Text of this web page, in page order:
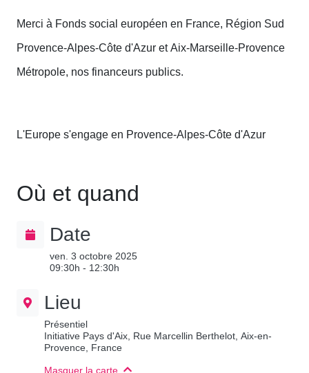
Merci à Fonds social européen en France, Région Sud
Provence-Alpes-Côte d'Azur et Aix-Marseille-Provence
Métropole, nos financeurs publics.
L'Europe s'engage en Provence-Alpes-Côte d'Azur
Où et quand
Date
ven. 3 octobre 2025
09:30h - 12:30h
Lieu
Présentiel
Initiative Pays d'Aix, Rue Marcellin Berthelot, Aix-en-
Provence, France